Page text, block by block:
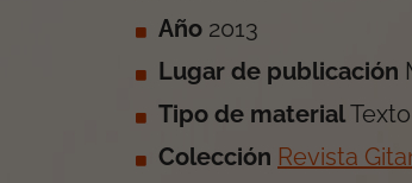
Año 2013
Lugar de publicación
Tipo de material Texto
Colección Revista